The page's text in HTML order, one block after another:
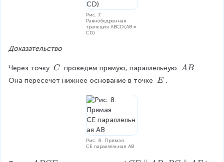
)
a
Рис. 7.
Равнобедренная
трапеция ABCD(AB =
CD)
Доказательство
Через точку \
\
C проведем прямую, параллельную \
AB .
Она пересечет нижнее основание в точке \
E .
Рис. 8. Прямая
CE параллельная AB